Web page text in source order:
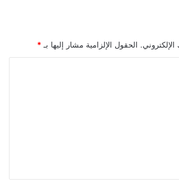
الحقول الإلزامية مشار إليها بـ *